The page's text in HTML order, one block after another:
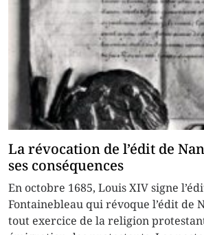
La révocation de l’édit de
ses conséquences
En octobre 1685, Louis XIV signe
Fontainebleau qui révoque l’édit de
tout exercice de la religion